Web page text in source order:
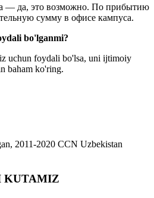
— да, это возможно. По прибытию
сумму в офисе кампуса.
bo'lganmi?
uchun foydali bo'lsa, uni ijtimoiy
baham ko'ring.
2011-2020 CCN Uzbekistan
KUTAMIZ